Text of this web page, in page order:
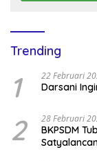
Trending
1 22 Februari
Darsani
2 28 Februari
BKPSDM